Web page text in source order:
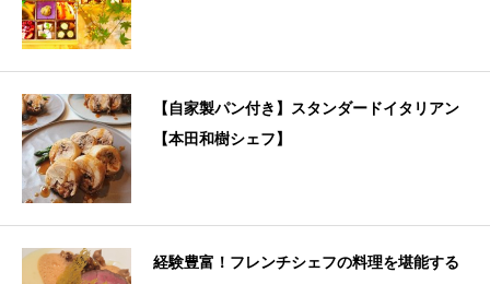
【自家製パン付き】スタンダードイタリアン
【本田和樹シェフ】
経験豊富！フレンチシェフの料理を堪能する